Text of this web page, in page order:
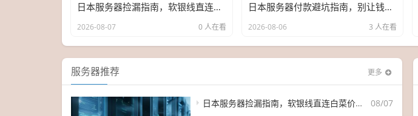
日本服务器捡漏指南，软银线直连白菜价，错过这波等半年
2026-08-07 0 人在看
日本服务器付款避坑指南，别让钱白花，机房直连才是真香
2026-08-06 3 人在看
服务器推荐 更多
08/07
日本服务器捡漏指南，软银线直连白菜价，错过这波等半年